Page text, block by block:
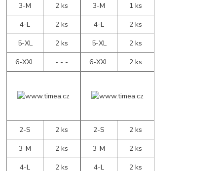
3-M
2 ks
4-L
2 ks
5-XL
2 ks
6-XXL
- - -
3-M
1 ks
4-L
2 ks
5-XL
2 ks
6-XXL
2 ks
2-S
2 ks
3-M
2 ks
4-L
2 ks
2-S
2 ks
3-M
2 ks
4-L
2 ks